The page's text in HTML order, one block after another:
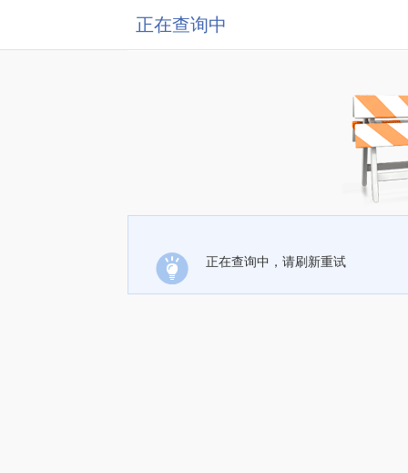
正在查询中
正在查询中，请刷新重试